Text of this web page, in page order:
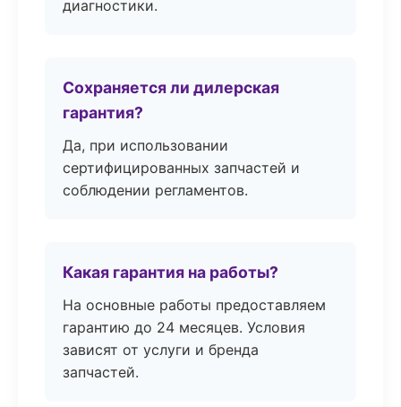
диагностики.
Сохраняется ли дилерская
гарантия?
Да, при использовании
сертифицированных запчастей и
соблюдении регламентов.
Какая гарантия на работы?
На основные работы предоставляем
гарантию до 24 месяцев. Условия
зависят от услуги и бренда
запчастей.